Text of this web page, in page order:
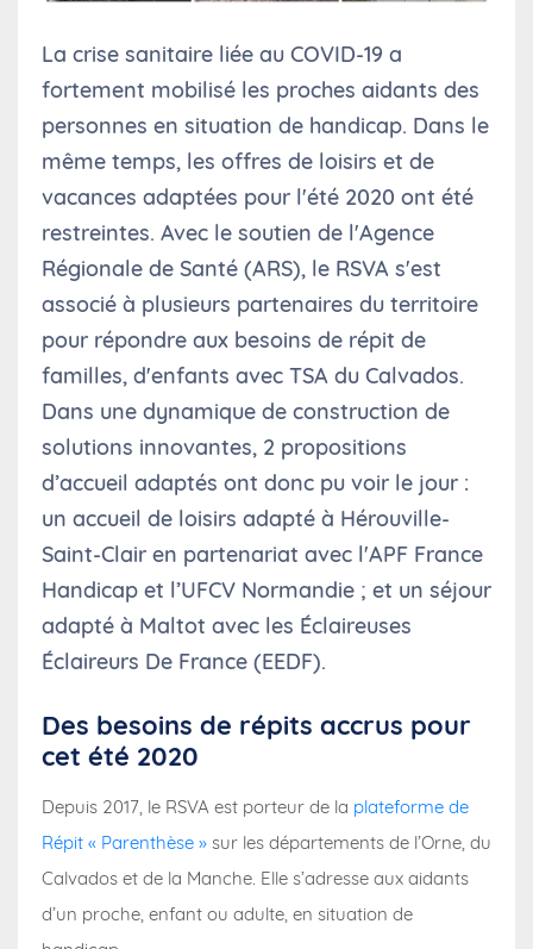
La crise sanitaire liée au COVID-19 a
fortement mobilisé les proches aidants des
personnes en situation de handicap. Dans le
même temps, les offres de loisirs et de
vacances adaptées pour l'été 2020 ont été
restreintes. Avec le soutien de l'Agence
Régionale de Santé (ARS), le RSVA s'est
associé à plusieurs partenaires du territoire
pour répondre aux besoins de répit de
familles, d'enfants avec TSA du Calvados.
Dans une dynamique de construction de
solutions innovantes, 2 propositions
d’accueil adaptés ont donc pu voir le jour :
un accueil de loisirs adapté à Hérouville-
Saint-Clair en partenariat avec l'APF France
Handicap et l’UFCV Normandie ; et un séjour
adapté à Maltot avec les Éclaireuses
Éclaireurs De France (EEDF).
Des besoins de répits accrus pour
cet été 2020
Depuis 2017, le RSVA est porteur de la plateforme de
Répit « Parenthèse » sur les départements de l’Orne, du
Calvados et de la Manche. Elle s’adresse aux aidants
d’un proche, enfant ou adulte, en situation de